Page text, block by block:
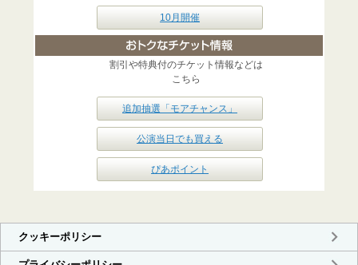
10月開催
割引や特典付のチケット情報などは
こちら
追加抽選「モアチャンス」
公演当日でも買える
ぴあポイント